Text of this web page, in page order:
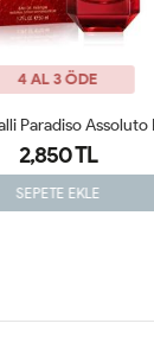
4 AL 3 ÖDE
2,550 TL
SEPETE EKLE